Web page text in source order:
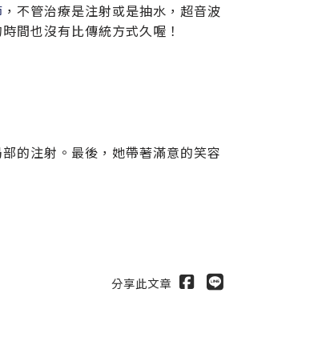
，不管治療是注射或是抽水，超音波
間也沒有比傳統方式久喔！
的注射。最後，她帶著滿意的笑容
分享此文章